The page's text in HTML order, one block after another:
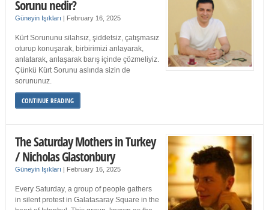
Sorunu nedir?
Güneyin Işıkları | February 16, 2025
Kürt Sorununu silahsız, şiddetsiz, çatışmasız
oturup konuşarak, birbirimizi anlayarak,
anlatarak, anlaşarak barış içinde çözmeliyiz.
Çünkü Kürt Sorunu aslında sizin de
sorununuz.
CONTINUE READING
The Saturday Mothers in Turkey
/ Nicholas Glastonbury
Güneyin Işıkları | February 16, 2025
Every Saturday, a group of people gathers
in silent protest in Galatasaray Square in the